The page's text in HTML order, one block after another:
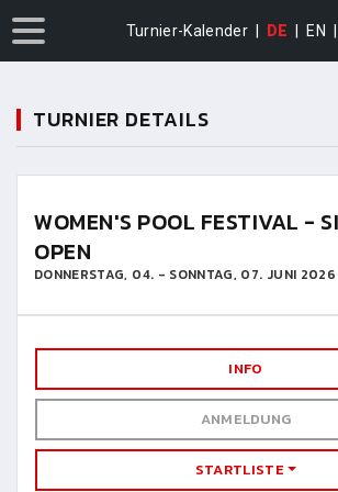
Turnier-Kalender DE EN
TURNIER DETAILS
WOMEN'S POOL FESTIVAL -
OPEN
DONNERSTAG, 04. - SONNTAG, 07. JUNI 2026
INFO
ANMELDUNG
STARTLISTE